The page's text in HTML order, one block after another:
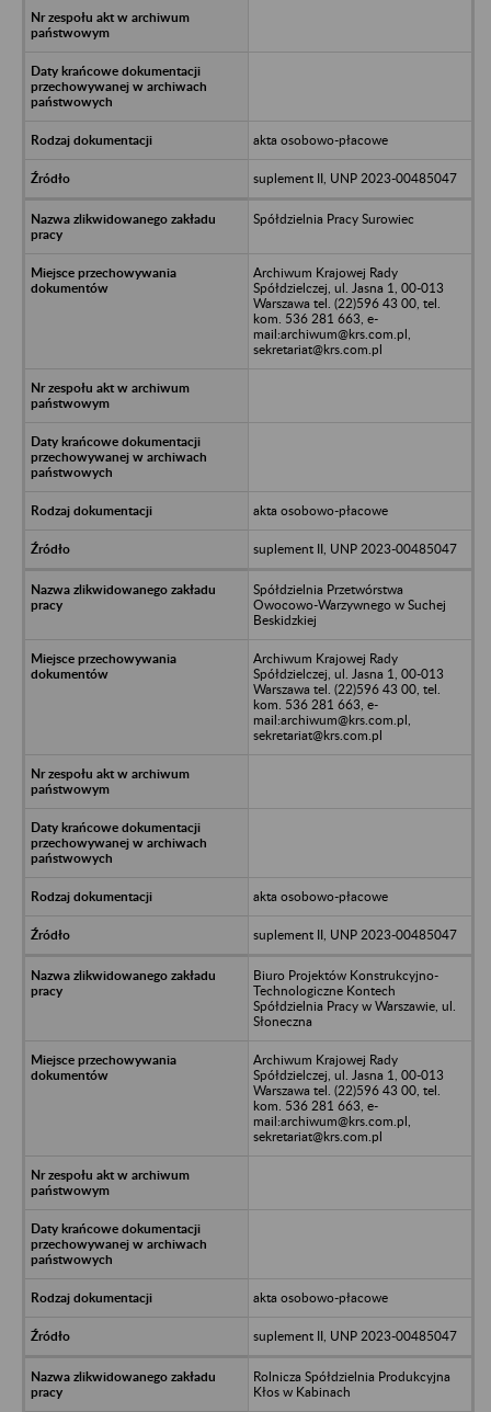
akta osobowo-płacowe
suplement II, UNP 2023-00485047
Spółdzielnia Pracy Surowiec
Archiwum Krajowej Rady
Spółdzielczej, ul. Jasna 1, 00-013
Warszawa tel. (22)596 43 00, tel.
kom. 536 281 663, e-
mail:archiwum@krs.com.pl,
sekretariat@krs.com.pl
akta osobowo-płacowe
suplement II, UNP 2023-00485047
Spółdzielnia Przetwórstwa
Owocowo-Warzywnego w Suchej
Beskidzkiej
Archiwum Krajowej Rady
Spółdzielczej, ul. Jasna 1, 00-013
Warszawa tel. (22)596 43 00, tel.
kom. 536 281 663, e-
mail:archiwum@krs.com.pl,
sekretariat@krs.com.pl
akta osobowo-płacowe
suplement II, UNP 2023-00485047
Biuro Projektów Konstrukcyjno-
Technologiczne Kontech
Spółdzielnia Pracy w Warszawie, ul.
Słoneczna
Archiwum Krajowej Rady
Spółdzielczej, ul. Jasna 1, 00-013
Warszawa tel. (22)596 43 00, tel.
kom. 536 281 663, e-
mail:archiwum@krs.com.pl,
sekretariat@krs.com.pl
akta osobowo-płacowe
suplement II, UNP 2023-00485047
Rolnicza Spółdzielnia Produkcyjna
Kłos w Kabinach